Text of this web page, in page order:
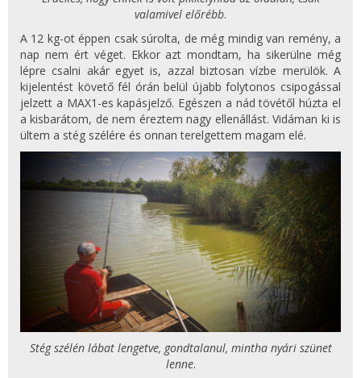
valamivel előrébb.
A 12 kg-ot éppen csak súrolta, de még mindig van remény, a
nap nem ért véget. Ekkor azt mondtam, ha sikerülne még
lépre csalni akár egyet is, azzal biztosan vízbe merülök. A
kijelentést követő fél órán belül újabb folytonos csipogással
jelzett a MAX1-es kapásjelző. Egészen a nád tövétől húzta el
a kisbarátom, de nem éreztem nagy ellenállást. Vidáman ki is
ültem a stég szélére és onnan terelgettem magam elé.
Stég szélén lábat lengetve, gondtalanul, mintha nyári szünet
lenne.